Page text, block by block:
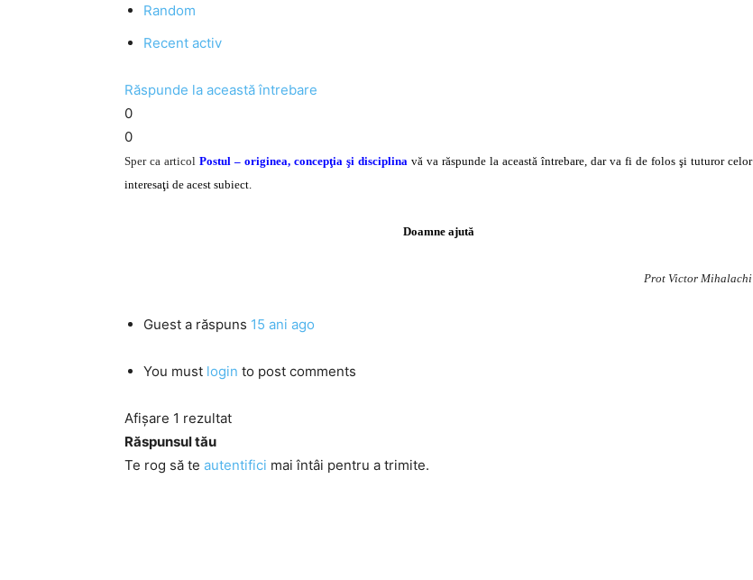
Random
Recent activ
Răspunde la această întrebare
0
0
Sper ca articol Postul – originea, concepţia şi disciplina vă va răspunde la această întrebare, dar va fi de folos şi tuturor celor
interesaţi de acest subiect.
Doamne ajută
Prot Victor Mihalachi
Guest a răspuns 15 ani ago
You must login to post comments
Afișare 1 rezultat
Răspunsul tău
Te rog să te autentifici mai întâi pentru a trimite.